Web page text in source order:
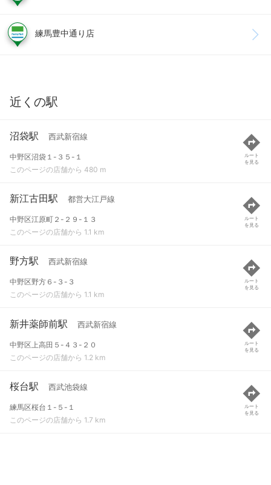
練馬豊中通り店
近くの駅
沼袋駅 西武新宿線
中野区沼袋１-３５-１
このページの店舗から 480 m
ルート
を見る
新江古田駅 都営大江戸線
中野区江原町２-２９-１３
このページの店舗から 1.1 km
ルート
を見る
野方駅 西武新宿線
中野区野方６-３-３
このページの店舗から 1.1 km
ルート
を見る
新井薬師前駅 西武新宿線
中野区上高田５-４３-２０
このページの店舗から 1.2 km
ルート
を見る
桜台駅 西武池袋線
練馬区桜台１-５-１
このページの店舗から 1.7 km
ルート
を見る